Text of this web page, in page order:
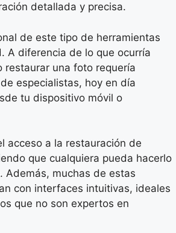
detallada y precisa.
de este tipo de herramientas
A diferencia de lo que ocurría
restaurar una foto requería
especialistas, hoy en día
tu dispositivo móvil o
acceso a la restauración de
que cualquiera pueda hacerlo
Además, muchas de estas
con interfaces intuitivas, ideales
que no son expertos en